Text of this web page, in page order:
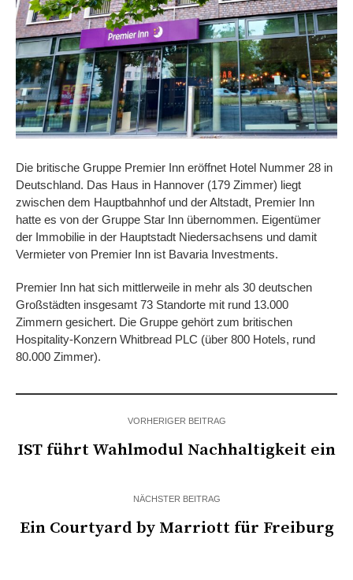
Die britische Gruppe Premier Inn eröffnet Hotel Nummer 28 in
Deutschland. Das Haus in Hannover (179 Zimmer) liegt
zwischen dem Hauptbahnhof und der Altstadt, Premier Inn
hatte es von der Gruppe Star Inn übernommen. Eigentümer
der Immobilie in der Hauptstadt Niedersachsens und damit
Vermieter von Premier Inn ist Bavaria Investments.
Premier Inn hat sich mittlerweile in mehr als 30 deutschen
Großstädten insgesamt 73 Standorte mit rund 13.000
Zimmern gesichert. Die Gruppe gehört zum britischen
Hospitality-Konzern Whitbread PLC (über 800 Hotels, rund
80.000 Zimmer).
VORHERIGER BEITRAG
IST führt Wahlmodul Nachhaltigkeit ein
NÄCHSTER BEITRAG
Ein Courtyard by Marriott für Freiburg